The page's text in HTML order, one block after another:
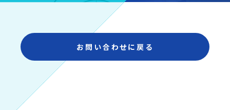
お問い合わせに戻る